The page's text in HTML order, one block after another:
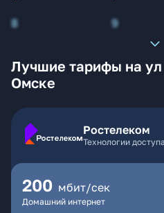
8
9
Лучшие тарифы на ул
Омске
Ростелеком
Технологии
200 мбит/сек
Домашний интернет